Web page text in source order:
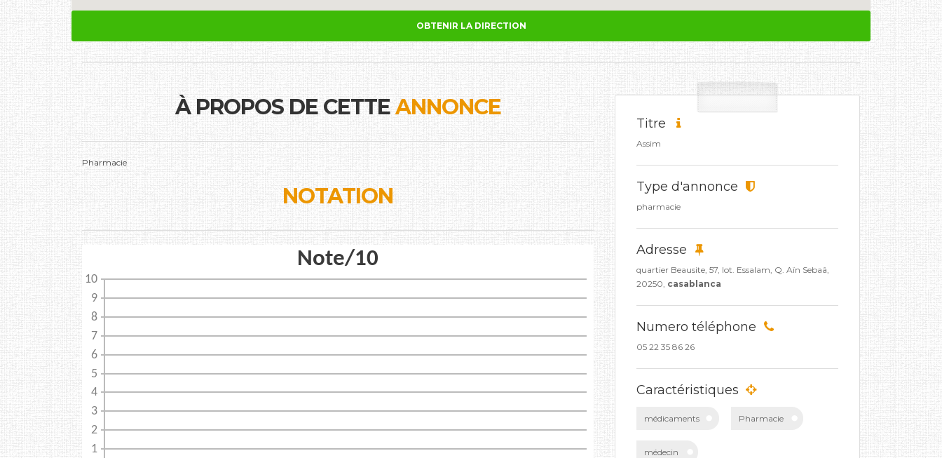
OBTENIR LA DIRECTION
À PROPOS DE CETTEANNONCE
Pharmacie
NOTATION
Titre
Assim
Type d'annonce
pharmacie
Adresse
quartier Beausite, 57, lot. Essalam, Q. Aïn Sebaâ,
20250, casablanca
Numero téléphone
05 22 35 86 26
Caractéristiques
médicaments Pharmacie
médecin